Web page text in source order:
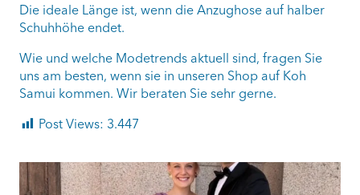
Die ideale Länge ist, wenn die Anzughose auf halber
Schuhhöhe endet.
Wie und welche Modetrends aktuell sind, fragen Sie
uns am besten, wenn sie in unseren Shop auf Koh
Samui kommen. Wir beraten Sie sehr gerne.
Post Views: 3.447
ashtailorsamui
Aug. 1